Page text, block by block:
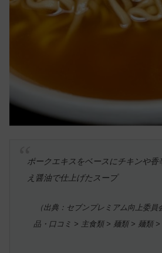
ポークエキスをベースにチキンや香
え醤油で仕上げたスープ
（出典：セブンプレミアム向上委
品・口コミ > 主食類 > 麺類 > 麺類 >